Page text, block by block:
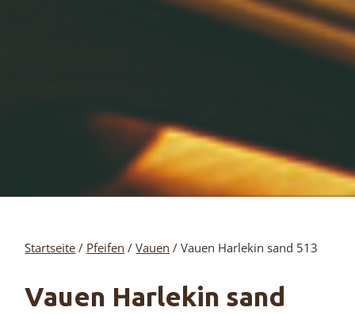
Startseite / Pfeifen /Vauen / Vauen Harlekin sand 513
Vauen Harlekin sand